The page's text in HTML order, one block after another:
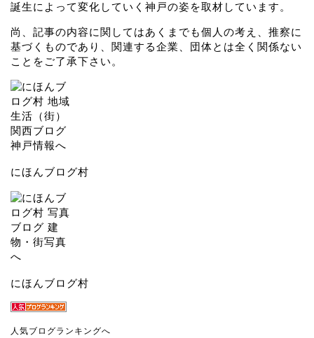
誕生によって変化していく神戸の姿を取材しています。
尚、記事の内容に関してはあくまでも個人の考え、推察に
基づくものであり、関連する企業、団体とは全く関係ない
ことをご了承下さい。
にほんブログ村
にほんブログ村
人気ブログランキングへ